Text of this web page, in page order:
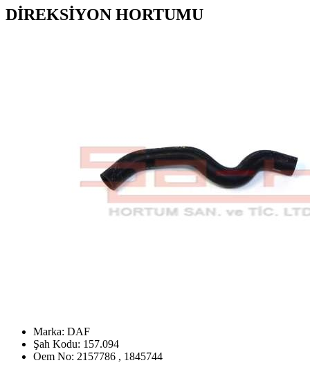
DİREKSİYON HORTUMU
Marka: DAF
Şah Kodu: 157.094
Oem No: 2157786 , 1845744